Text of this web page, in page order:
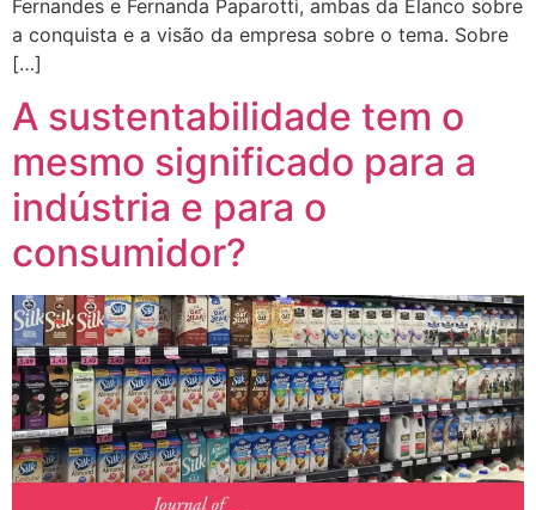
Fernandes e Fernanda Paparotti, ambas da Elanco sobre
a conquista e a visão da empresa sobre o tema. Sobre
[…]
A sustentabilidade tem o
mesmo significado para a
indústria e para o
consumidor?